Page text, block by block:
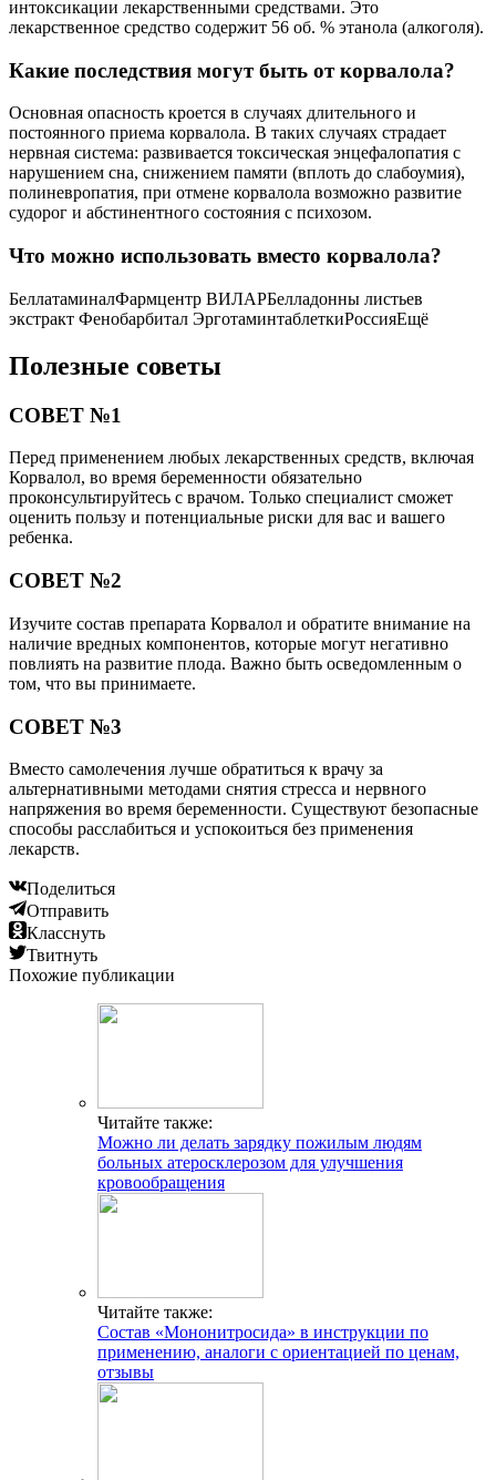
интоксикации лекарственными средствами. Это
лекарственное средство содержит 56 об. % этанола (алкоголя).
Какие последствия могут быть от корвалола?
Основная опасность кроется в случаях длительного и
постоянного приема корвалола. В таких случаях страдает
нервная система: развивается токсическая энцефалопатия с
нарушением сна, снижением памяти (вплоть до слабоумия),
полиневропатия, при отмене корвалола возможно развитие
судорог и абстинентного состояния с психозом.
Что можно использовать вместо корвалола?
БеллатаминалФармцентр ВИЛАРБелладонны листьев
экстракт Фенобарбитал ЭрготаминтаблеткиРоссияЕщё
Полезные советы
СОВЕТ №1
Перед применением любых лекарственных средств, включая
Корвалол, во время беременности обязательно
проконсультируйтесь с врачом. Только специалист сможет
оценить пользу и потенциальные риски для вас и вашего
ребенка.
СОВЕТ №2
Изучите состав препарата Корвалол и обратите внимание на
наличие вредных компонентов, которые могут негативно
повлиять на развитие плода. Важно быть осведомленным о
том, что вы принимаете.
СОВЕТ №3
Вместо самолечения лучше обратиться к врачу за
альтернативными методами снятия стресса и нервного
напряжения во время беременности. Существуют безопасные
способы расслабиться и успокоиться без применения
лекарств.
Поделиться
Отправить
Класснуть
Твитнуть
Похожие публикации
Читайте также:
Можно ли делать зарядку пожилым людям
больных атеросклерозом для улучшения
кровообращения
Читайте также:
Состав «Мононитросида» в инструкции по
применению, аналоги с ориентацией по ценам,
отзывы